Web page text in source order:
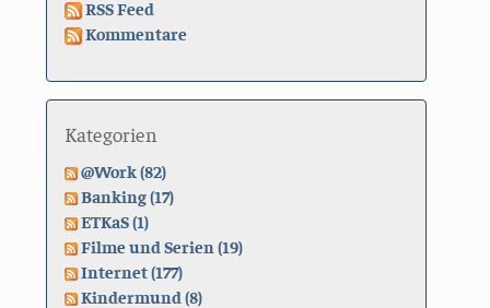
RSS Feed
Kommentare
Kategorien
@Work (82)
Banking (17)
ETKaS (1)
Filme und Serien (19)
Internet (177)
Kindermund (8)